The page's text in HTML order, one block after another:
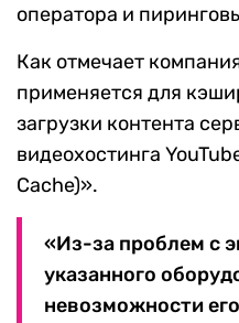
оператора и
Как отмечает
применяется для
загрузки контента
видеохостинга
Cache)».
«Из-за проблем с
указанного
невозможности